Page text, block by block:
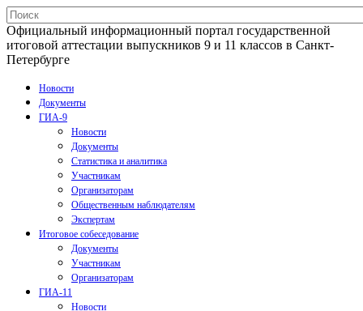
Официальный информационный портал государственной
итоговой аттестации выпускников 9 и 11 классов в Санкт-
Петербурге
Новости
Документы
ГИА-9
Новости
Документы
Статистика и аналитика
Участникам
Организаторам
Общественным наблюдателям
Экспертам
Итоговое собеседование
Документы
Участникам
Организаторам
ГИА-11
Новости